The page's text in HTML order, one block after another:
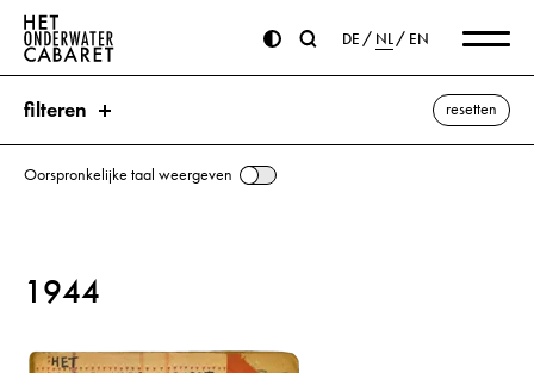
DE NL EN
filteren resetten
Geisha ⌫
Oorspronkelijke taal weergeven
1944